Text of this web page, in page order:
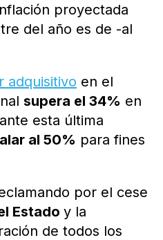
proyectada
del año es de -al
adquisitivo en el
supera el 34% en
esta última
al 50% para fines
por el cese
Estado y la
de todos los